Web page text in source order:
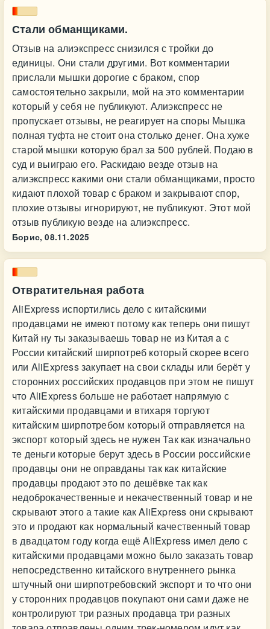
Стали обманщиками.
Отзыв на алиэкспресс снизился с тройки до
единицы. Они стали другими. Вот комментарии
прислали мышки дорогие с браком, спор
самостоятельно закрыли, мой на это комментарии
который у себя не публикуют. Алиэкспресс не
пропускает отзывы, не реагирует на споры Мышка
полная туфта не стоит она столько денег. Она хуже
старой мышки которую брал за 500 рублей. Подаю в
суд и выиграю его. Раскидаю везде отзыв на
алиэкспресс какими они стали обманщиками, просто
кидают плохой товар с браком и закрывают спор,
плохие отзывы игнорируют, не публикуют. Этот мой
отзыв публикую везде на алиэкспресс.
Борис, 08.11.2025
Отвратительная работа
AliExpress испортились дело с китайскими
продавцами не имеют потому как теперь они пишут
Китай ну ты заказываешь товар не из Китая а с
России китайский ширпотреб который скорее всего
или AliExpress закупает на свои склады или берёт у
сторонних российских продавцов при этом не пишут
что AliExpress больше не работает напрямую с
китайскими продавцами и втихаря торгуют
китайским ширпотребом который отправляется на
экспорт который здесь не нужен Так как изначально
те деньги которые берут здесь в России российские
продавцы они не оправданы так как китайские
продавцы продают это по дешёвке так как
недоброкачественные и некачественный товар и не
скрывают этого а такие как AliExpress они скрывают
это и продают как нормальный качественный товар
в двадцатом году когда ещё AliExpress имел дело с
китайскими продавцами можно было заказать товар
непосредственно китайского внутреннего рынка
штучный они ширпотребовский экспорт и то что они
у сторонних продавцов покупают они сами даже не
контролируют три разных продавца три разных